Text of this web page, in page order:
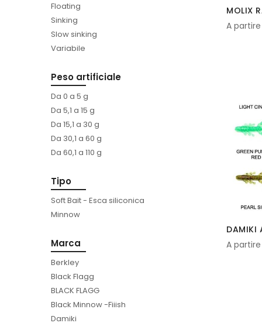
MOLIX
A
DAMIKI
A
Floating
Sinking
Slow sinking
Variabile
Peso artificiale
Da 0 a 5 g
Da 5,1 a 15 g
Da 15,1 a 30 g
Da 30,1 a 60 g
Da 60,1 a 110 g
Tipo
Soft Bait - Esca siliconica
Minnow
Marca
Berkley
Black Flagg
BLACK FLAGG
Black Minnow -Fiiish
Damiki